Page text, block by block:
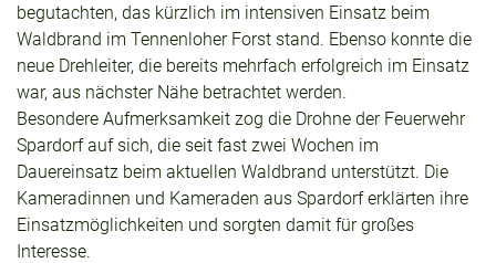
begutachten, das kürzlich im intensiven Einsatz beim
Waldbrand im Tennenloher Forst stand. Ebenso konnte die
neue Drehleiter, die bereits mehrfach erfolgreich im Einsatz
war, aus nächster Nähe betrachtet werden.
Besondere Aufmerksamkeit zog die Drohne der Feuerwehr
Spardorf auf sich, die seit fast zwei Wochen im
Dauereinsatz beim aktuellen Waldbrand unterstützt. Die
Kameradinnen und Kameraden aus Spardorf erklärten ihre
Einsatzmöglichkeiten und sorgten damit für großes
Interesse.